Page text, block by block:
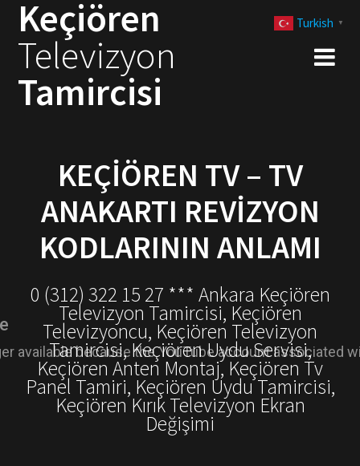
Keçiören
Televizyon
Tamircisi
KEÇIÖREN TV – TV
ANAKARTI REVIZYON
KODLARININ ANLAMI
0 (312) 322 15 27 *** Ankara Keçiören
Televizyon Tamircisi, Keçiören
Televizyoncu, Keçiören Televizyon
Tamircisi, Keçiören Uydu Servisi,
Keçiören Anten Montaj, Keçiören Tv
Panel Tamiri, Keçiören Uydu Tamircisi,
Keçiören Kırık Televizyon Ekran
Değişimi
Turkish ▼